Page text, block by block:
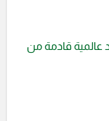
عالمية قادمة من